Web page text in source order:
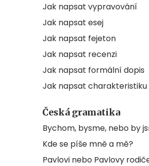
Jak napsat vypravování
Jak napsat esej
Jak napsat fejeton
Jak napsat recenzi
Jak napsat formální dopis
Jak napsat charakteristiku
Česká gramatika
Bychom, bysme, nebo by
Kde se píše mně a mě?
Pavlovi nebo Pavlovy